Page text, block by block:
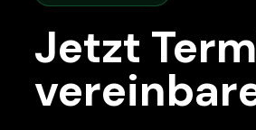
Jetzt